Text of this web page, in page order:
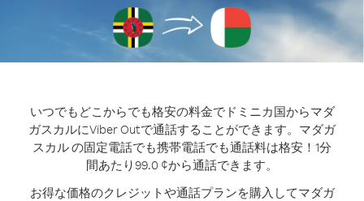
いつでもどこからでも格安の料金でドミニカ国からマダ
ガスカルにViber Outで通話することができます。 マダガ
スカル の固定電話でも携帯電話でも通話料は格安！1分
間あたり99.0 ¢から通話できます。
お得な価格のクレジットや通話プランを購入してマダガ